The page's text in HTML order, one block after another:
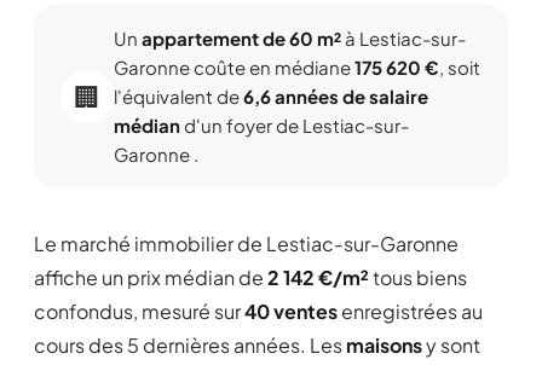
🏢
Un appartement de 60 m² à Lestiac-sur-
Garonne coûte en médiane175 620 €, soit
l'équivalent de6,6 années de salaire
médiand'un foyer de Lestiac-sur-
Garonne .
Le marché immobilier de Lestiac-sur-Garonne
affiche un prix médian de2 142 €/m²tous biens
confondus, mesuré sur40 ventesenregistrées au
cours des 5 dernières années. Lesmaisonsy sont